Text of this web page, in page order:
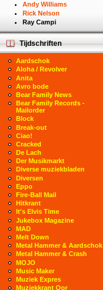
Andy Williams
Rick Nelson
Ray Campi
Tijdschriften
Aardschok
Aloha / Revolver
Anita
Avro bode
Bear Family News
Bear Family Records -
Mailorder
Block
Break-out
Ciao!
Cracked
De Lach
Der Musikmarkt
Diverse muziekbladen
Diversen
Eppo
Fire-Ball Mail
Hitkrant
It's Elvis Time
Jukebox Magazine
MAD
Melt Down
Metal Hammer & Aardschok
Metal Hammer & Crash
MOJO
Music Maker
Muziek Expres
Muziekkrant Oor